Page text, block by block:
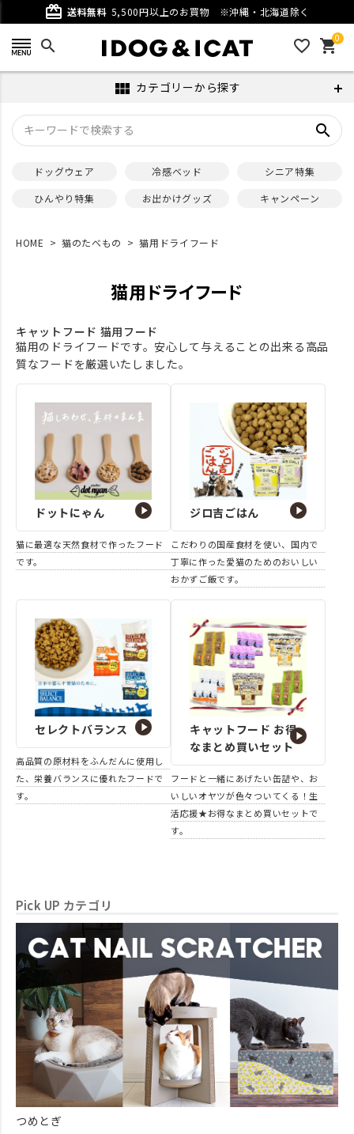
card_giftcard 送料無料 5,500円以上のお買物 ※沖縄・北海道除く
search favorite_outline 0
shopping_cart
view_module カテゴリーから探す
search
ドッグウェア 冷感ベッド
シニア特集
ひんやり特集
お出かけグッズ キャンペーン
HOME 猫のたべもの 猫用ドライフード
猫用ドライフード
キャットフード 猫用フード
猫用のドライフードです。安心して与えることの出来る高品
質なフードを厳選いたしました。
ドットにゃん
猫に最適な天然食材で作ったフード
です。
ジロ吉ごはん
こだわりの国産食材を使い、国内で
丁寧に作った愛猫のためのおいしい
おかずご飯です。
セレクトバランス
高品質の原材料をふんだんに使用し
た、栄養バランスに優れたフードで
す。
キャットフード お得
なまとめ買いセット
フードと一緒にあげたい缶詰や、お
いしいオヤツが色々ついてくる！生
活応援★お得なまとめ買いセットで
す。
Pick UP カテゴリ
つめとぎ